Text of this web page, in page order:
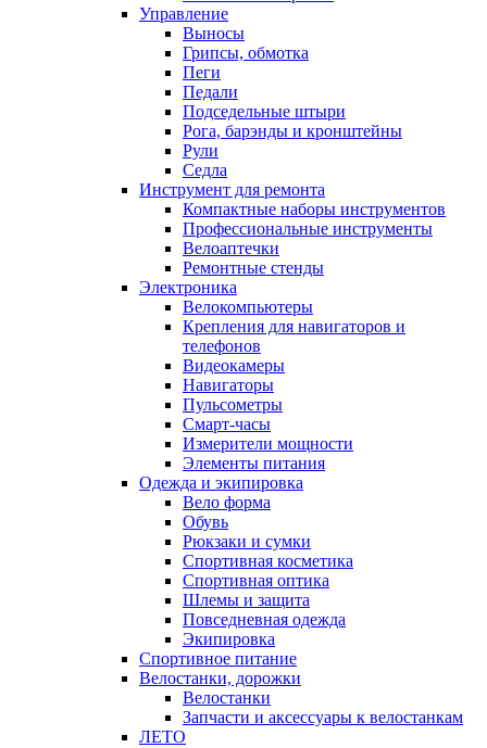
Управление
Выносы
Грипсы, обмотка
Пеги
Педали
Подседельные штыри
Рога, барэнды и кронштейны
Рули
Седла
Инструмент для ремонта
Компактные наборы инструментов
Профессиональные инструменты
Велоаптечки
Ремонтные стенды
Электроника
Велокомпьютеры
Крепления для навигаторов и
телефонов
Видеокамеры
Навигаторы
Пульсометры
Смарт-часы
Измерители мощности
Элементы питания
Одежда и экипировка
Вело форма
Обувь
Рюкзаки и сумки
Спортивная косметика
Спортивная оптика
Шлемы и защита
Повседневная одежда
Экипировка
Спортивное питание
Велостанки, дорожки
Велостанки
Запчасти и аксессуары к велостанкам
ЛЕТО